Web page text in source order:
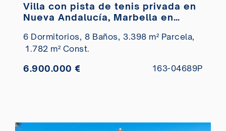
Villa con pista de tenis privada en
Nueva Andalucía, Marbella en
6 Dormitorios, 8 Baños, 3.398 m² Parcela,
1.782 m² Const.
6.900.000 € 163-04689P